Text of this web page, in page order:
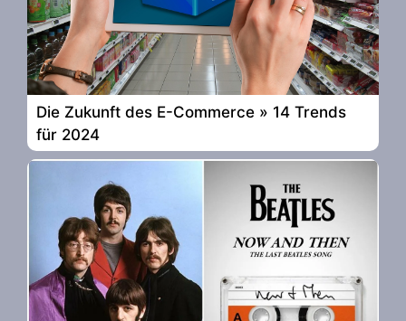
Die Zukunft des E-Commerce » 14 Trends
für 2024